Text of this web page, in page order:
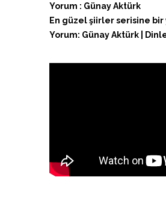
Yorum : Günay Aktürk
En güzel şiirler serisine bir
Yorum: Günay Aktürk |